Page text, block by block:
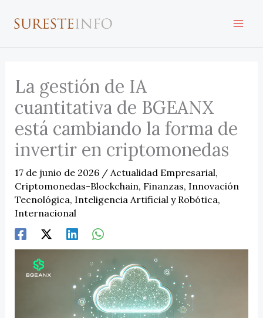
La gestión de IA
cuantitativa de BGEANX
está cambiando la forma de
invertir en criptomonedas
17 de junio de 2026 / Actualidad Empresarial,
Criptomonedas-Blockchain, Finanzas, Innovación
Tecnológica, Inteligencia Artificial y Robótica,
Internacional